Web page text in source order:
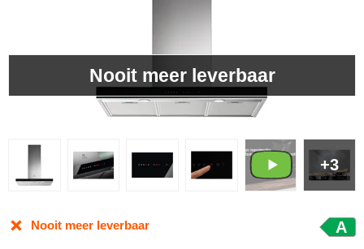
+3
Nooit meer leverbaar
Nooit meer leverbaar A